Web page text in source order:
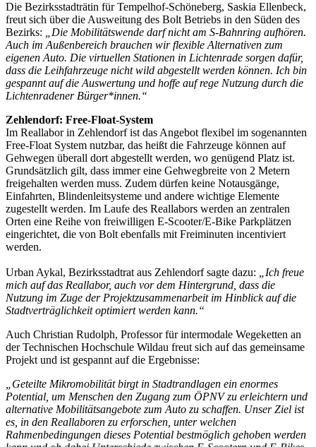
Die Bezirksstadträtin für Tempelhof-Schöneberg, Saskia Ellenbeck,
freut sich über die Ausweitung des Bolt Betriebs in den Süden des
Bezirks:
„Die Mobilitätswende darf nicht am S-Bahnring aufhören.
Auch im Außenbereich brauchen wir flexible Alternativen zum
eigenen Auto. Die virtuellen Stationen in Lichtenrade sorgen dafür,
dass die Leihfahrzeuge nicht wild abgestellt werden können. Ich bin
gespannt auf die Auswertung und hoffe auf rege Nutzung durch die
Lichtenradener Bürger*innen.“
Zehlendorf: Free-Float-System
Im Reallabor in Zehlendorf ist das Angebot flexibel im sogenannten
Free-Float System nutzbar, das heißt die Fahrzeuge können auf
Gehwegen überall dort abgestellt werden, wo genügend Platz ist.
Grundsätzlich gilt, dass immer eine Gehwegbreite von 2 Metern
freigehalten werden muss. Zudem dürfen keine Notausgänge,
Einfahrten, Blindenleitsysteme und andere wichtige Elemente
zugestellt werden. Im Laufe des Reallabors werden an zentralen
Orten eine Reihe von freiwilligen E-Scooter/E-Bike Parkplätzen
eingerichtet, die von Bolt ebenfalls mit Freiminuten incentiviert
werden.
Urban Aykal, Bezirksstadtrat aus Zehlendorf sagte dazu:
„Ich freue
mich auf das Reallabor, auch vor dem Hintergrund, dass die
Nutzung im Zuge der Projektzusammenarbeit im Hinblick auf die
Stadtverträglichkeit optimiert werden kann.“
Auch Christian Rudolph, Professor für intermodale Wegeketten an
der Technischen Hochschule Wildau freut sich auf das gemeinsame
Projekt und ist gespannt auf die Ergebnisse:
„Geteilte Mikromobilität birgt in Stadtrandlagen ein enormes
Potential, um Menschen den Zugang zum ÖPNV zu erleichtern und
alternative Mobilitätsangebote zum Auto zu schaffen. Unser Ziel ist
es, in den Reallaboren zu erforschen, unter welchen
Rahmenbedingungen dieses Potential bestmöglich gehoben werden